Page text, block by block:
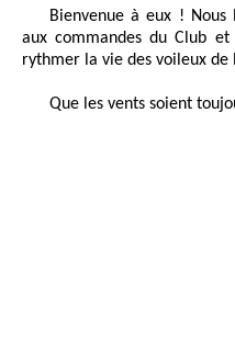
Bienvenue à eux !
aux commandes du Club
rythmer la vie des voileux de
Que les vents soient